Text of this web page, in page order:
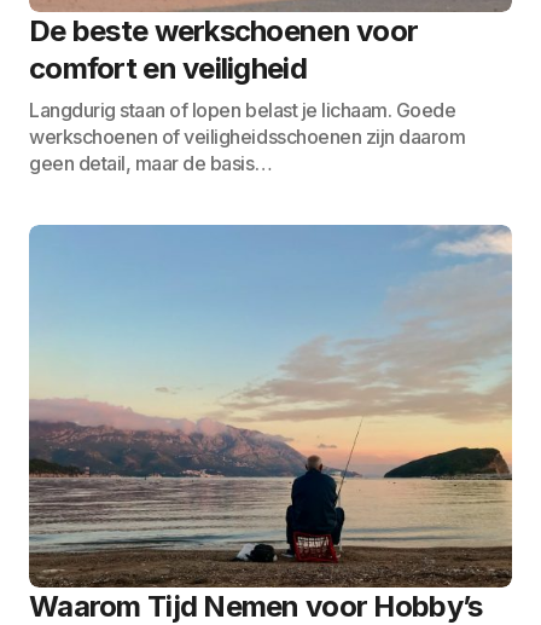
De beste werkschoenen voor
comfort en veiligheid
Langdurig staan of lopen belast je lichaam. Goede
werkschoenen of veiligheidsschoenen zijn daarom
geen detail, maar de basis…
Waarom Tijd Nemen voor Hobby’s